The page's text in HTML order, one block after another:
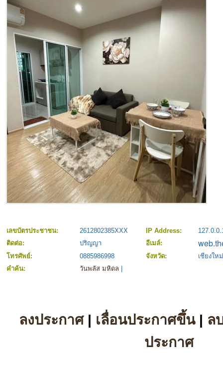
เลขบัตรประชาชน: 2612802385XXX IP Address:
ติดต่อ:
ปริญญา
อีเมล์:
โทรศัพย์:
0885986998 จังหวัด:
เชียงใหม่
คำค้น:
วันพลัส มหิดล
ลงประกาศ| เลื่อนประกาศขึ้น| ล
ประกาศ